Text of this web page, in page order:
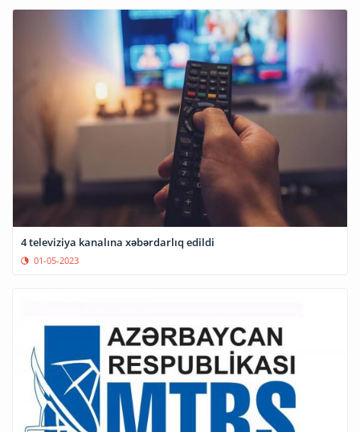
4 televiziya kanalına xəbərdarlıq edildi
01-05-2023